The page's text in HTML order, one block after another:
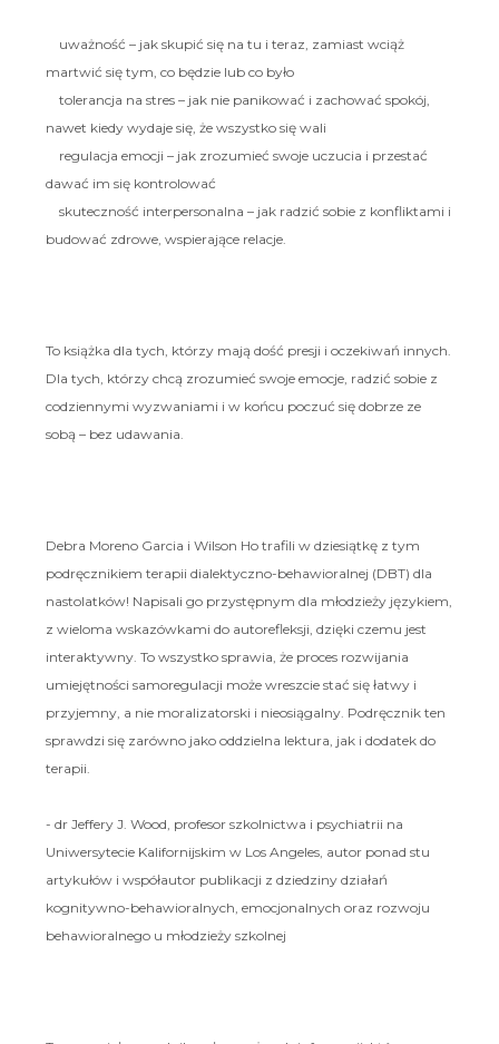
uważność – jak skupić się na tu i teraz, zamiast wciąż
martwić się tym, co będzie lub co było
tolerancja na stres – jak nie panikować i zachować spokój,
nawet kiedy wydaje się, że wszystko się wali
regulacja emocji – jak zrozumieć swoje uczucia i przestać
dawać im się kontrolować
skuteczność interpersonalna – jak radzić sobie z konfliktami i
budować zdrowe, wspierające relacje.
To książka dla tych, którzy mają dość presji i oczekiwań innych.
Dla tych, którzy chcą zrozumieć swoje emocje, radzić sobie z
codziennymi wyzwaniami i w końcu poczuć się dobrze ze
sobą – bez udawania.
Debra Moreno Garcia i Wilson Ho trafili w dziesiątkę z tym
podręcznikiem terapii dialektyczno-behawioralnej (DBT) dla
nastolatków! Napisali go przystępnym dla młodzieży językiem,
z wieloma wskazówkami do autorefleksji, dzięki czemu jest
interaktywny. To wszystko sprawia, że proces rozwijania
umiejętności samoregulacji może wreszcie stać się łatwy i
przyjemny, a nie moralizatorski i nieosiągalny. Podręcznik ten
sprawdzi się zarówno jako oddzielna lektura, jak i dodatek do
terapii.
- dr Jeffery J. Wood, profesor szkolnictwa i psychiatrii na
Uniwersytecie Kalifornijskim w Los Angeles, autor ponad stu
artykułów i współautor publikacji z dziedziny działań
kognitywno-behawioralnych, emocjonalnych oraz rozwoju
behawioralnego u młodzieży szkolnej